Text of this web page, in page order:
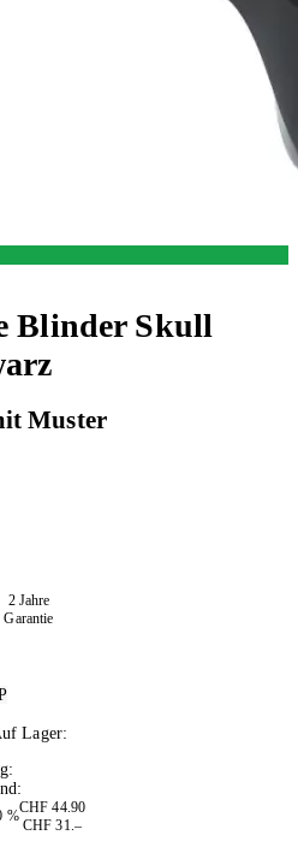
Blinder Skull
Muster
2 Jahre
Garantie
Lager:
%
CHF 44.90
CHF 31.–